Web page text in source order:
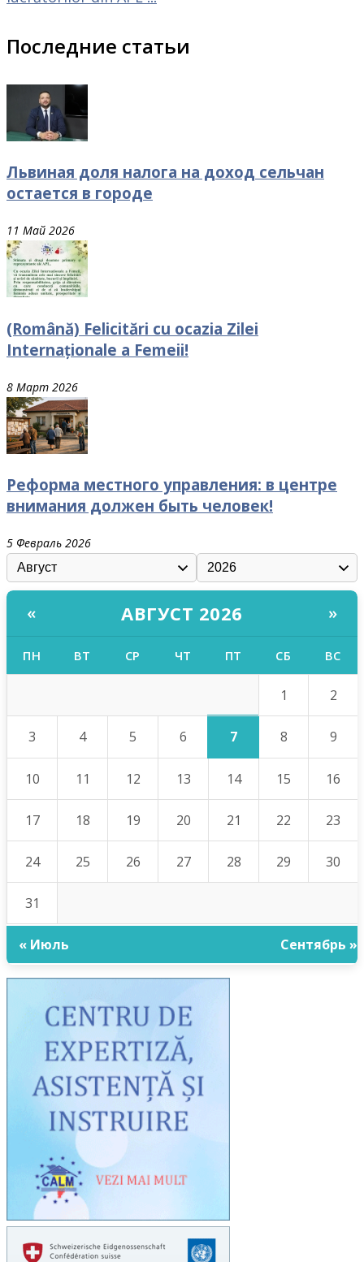
Последние статьи
Львиная доля налога на доход сельчан
остается в городе
11 Май 2026
(Română) Felicitări cu ocazia Zilei
Internaționale a Femeii!
8 Март 2026
Реформа местного управления: в центре
внимания должен быть человек!
5 Февраль 2026
« АВГУСТ 2026 »
ПН ВТ СР ЧТ ПТ СБ ВС
1 2
3 4 5 6 7 8 9
10 11 12 13 14 15 16
17 18 19 20 21 22 23
24 25 26 27 28 29 30
31
« Июль Сентябрь »